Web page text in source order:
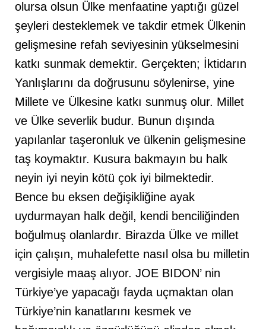
olursa olsun Ülke menfaatine yaptığı güzel
şeyleri desteklemek ve takdir etmek Ülkenin
gelişmesine refah seviyesinin yükselmesini
katkı sunmak demektir. Gerçekten; İktidarın
Yanlışlarını da doğrusunu söylenirse, yine
Millete ve Ülkesine katkı sunmuş olur. Millet
ve Ülke severlik budur. Bunun dışında
yapılanlar taşeronluk ve ülkenin gelişmesine
taş koymaktır. Kusura bakmayın bu halk
neyin iyi neyin kötü çok iyi bilmektedir.
Bence bu eksen değişikliğine ayak
uydurmayan halk değil, kendi benciliğinden
boğulmuş olanlardır. Birazda Ülke ve millet
için çalışın, muhalefette nasıl olsa bu milletin
vergisiyle maaş alıyor. JOE BIDON’ nin
Türkiye’ye yapacağı fayda uçmaktan olan
Türkiye’nin kanatlarını kesmek ve